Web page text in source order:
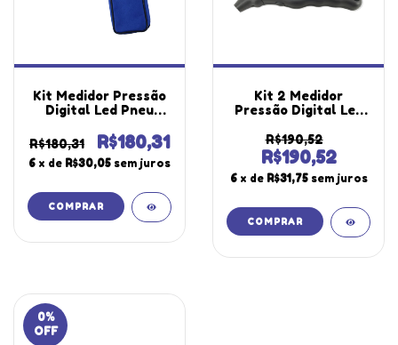
Kit Medidor Pressão
Digital Led Pneu
Medição Psi Kpa Bar
Hold Mpp-100
Portátil Instrutherm
R$180,31 R$180,31
6 x de R$30,05 sem juros
Kit 2 Medidor
Pressão Digital Led
Psi Medição Psi Kpa
Bar Hold Mpp-100
Portátil Instrutherm
R$190,52
R$190,52
6 x de R$31,75 sem juros
0%
OFF